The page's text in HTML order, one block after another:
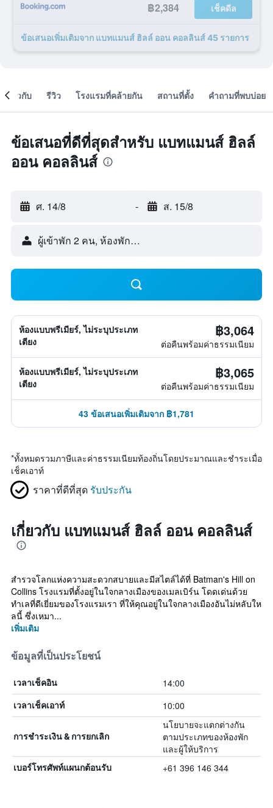
฿2,384 เช็คดีล
ข้อเสนอเพิ่มเติมจาก แบทแมนส์ ฮิลล์ ออน คอลลินส์ 45 รายการ
เกี่ยวกับ รีวิว โรงแรมที่คล้ายกัน สถานที่ตั้ง คำถามที่พบบ่อย
ข้อเสนอที่ดีที่สุดสำหรับ แบทแมนส์ ฮิลล์
ออน คอลลินส์
ศ. 14/8 - ส. 15/8
ผู้เข้าพัก 2 คน, ห้องพัก 1 ห้อง
ห้องแบบพรีเมียร์, ไม่ระบุประเภท
เตียง
฿3,064
ต่อคืนพร้อมค่าธรรมเนียม
ห้องแบบพรีเมียร์, ไม่ระบุประเภท
เตียง
฿3,065
ต่อคืนพร้อมค่าธรรมเนียม
43 ข้อเสนอเพิ่มเติมจาก ฿1,781
*ทั้งหมดรวมภาษีและค่าธรรมเนียมท้องถิ่นโดยประมาณและชำระเมื่อ
เช็คเอาท์
ราคาที่ดีที่สุด รับประกัน
เกี่ยวกับ แบทแมนส์ ฮิลล์ ออน คอลลินส์
สำรวจโลกแห่งความสะดวกสบายและมีสไตล์ได้ที่ Batman's Hill on
Collins โรงแรมที่ตั้งอยู่ในใจกลางเมืองของเมลเบิร์น โดดเด่นด้วย
ทำเลที่ดีเยี่ยมของโรงแรมเรา ที่ให้คุณอยู่ในใจกลางเมืองอันไม่หลับให
ลนี้ ซึ่งเหมา...
เพิ่มเติม
ข้อมูลที่เป็นประโยชน์
เวลาเช็คอิน 14:00
เวลาเช็คเอาท์ 10:00
การชำระเงิน & การยกเลิก
นโยบายจะแตกต่างกัน
ตามประเภทของห้องพัก
และผู้ให้บริการ
เบอร์โทรศัพท์แผนกต้อนรับ +61 396 146 344